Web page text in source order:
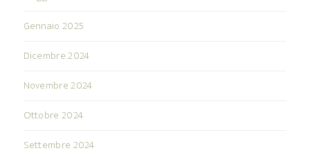
Gennaio 2025
Dicembre 2024
Novembre 2024
Ottobre 2024
Settembre 2024